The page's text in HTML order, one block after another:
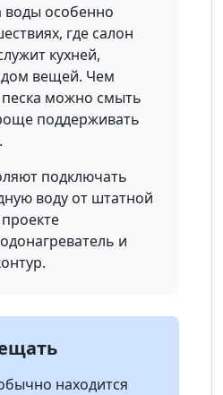
воды особенно
где салон
кухней,
вещей. Чем
можно смыть
поддерживать
подключать
воду от штатной
и
находится